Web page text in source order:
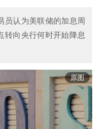
员认为美联储的加息周
转向央行何时开始降息
原图